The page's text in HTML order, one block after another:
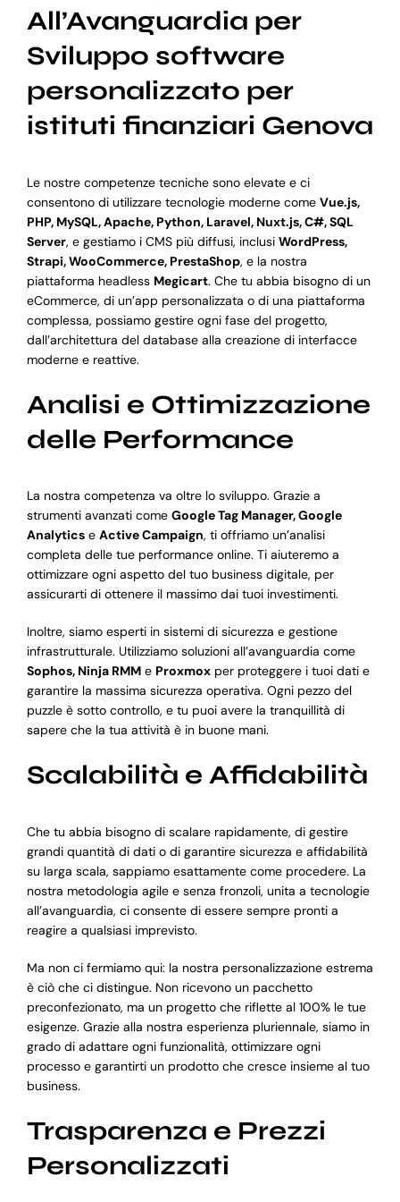
All’Avanguardia per
Sviluppo software
personalizzato per
istituti finanziari Genova
Le nostre competenze tecniche sono elevate e ci
consentono di utilizzare tecnologie moderne come Vue.js,
PHP, MySQL, Apache, Python, Laravel, Nuxt.js, C#, SQL
Server, e gestiamo i CMS più diffusi, inclusi WordPress,
Strapi, WooCommerce, PrestaShop, e la nostra
piattaforma headless Megicart. Che tu abbia bisogno di un
eCommerce, di un’app personalizzata o di una piattaforma
complessa, possiamo gestire ogni fase del progetto,
dall’architettura del database alla creazione di interfacce
moderne e reattive.
Analisi e Ottimizzazione
delle Performance
La nostra competenza va oltre lo sviluppo. Grazie a
strumenti avanzati come Google Tag Manager, Google
Analyticse Active Campaign, ti offriamo un’analisi
completa delle tue performance online. Ti aiuteremo a
ottimizzare ogni aspetto del tuo business digitale, per
assicurarti di ottenere il massimo dai tuoi investimenti.
Inoltre, siamo esperti in sistemi di sicurezza e gestione
infrastrutturale. Utilizziamo soluzioni all’avanguardia come
Sophos, Ninja RMMe Proxmoxper proteggere i tuoi dati e
garantire la massima sicurezza operativa. Ogni pezzo del
puzzle è sotto controllo, e tu puoi avere la tranquillità di
sapere che la tua attività è in buone mani.
Scalabilità e Affidabilità
Che tu abbia bisogno di scalare rapidamente, di gestire
grandi quantità di dati o di garantire sicurezza e affidabilità
su larga scala, sappiamo esattamente come procedere. La
nostra metodologia agile e senza fronzoli, unita a tecnologie
all’avanguardia, ci consente di essere sempre pronti a
reagire a qualsiasi imprevisto.
Ma non ci fermiamo qui: la nostra personalizzazione estrema
è ciò che ci distingue. Non ricevono un pacchetto
preconfezionato, ma un progetto che riflette al 100% le tue
esigenze. Grazie alla nostra esperienza pluriennale, siamo in
grado di adattare ogni funzionalità, ottimizzare ogni
processo e garantirti un prodotto che cresce insieme al tuo
business.
Trasparenza e Prezzi
Personalizzati